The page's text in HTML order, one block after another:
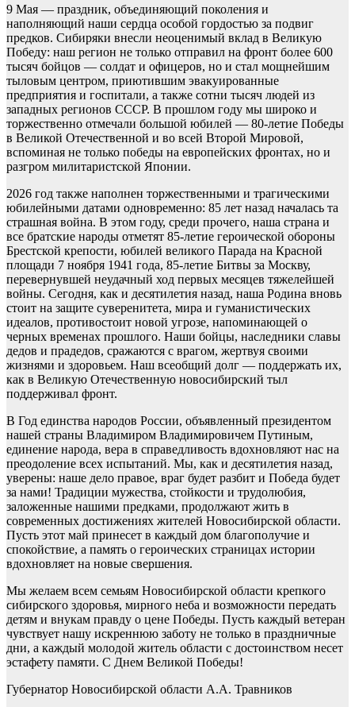
9 Мая — праздник, объединяющий поколения и
наполняющий наши сердца особой гордостью за подвиг
предков. Сибиряки внесли неоценимый вклад в Великую
Победу: наш регион не только отправил на фронт более 600
тысяч бойцов — солдат и офицеров, но и стал мощнейшим
тыловым центром, приютившим эвакуированные
предприятия и госпитали, а также сотни тысяч людей из
западных регионов СССР. В прошлом году мы широко и
торжественно отмечали большой юбилей — 80-летие Победы
в Великой Отечественной и во всей Второй Мировой,
вспоминая не только победы на европейских фронтах, но и
разгром милитаристской Японии.
2026 год также наполнен торжественными и трагическими
юбилейными датами одновременно: 85 лет назад началась та
страшная война. В этом году, среди прочего, наша страна и
все братские народы отметят 85-летие героической обороны
Брестской крепости, юбилей великого Парада на Красной
площади 7 ноября 1941 года, 85-летие Битвы за Москву,
перевернувшей неудачный ход первых месяцев тяжелейшей
войны. Сегодня, как и десятилетия назад, наша Родина вновь
стоит на защите суверенитета, мира и гуманистических
идеалов, противостоит новой угрозе, напоминающей о
черных временах прошлого. Наши бойцы, наследники славы
дедов и прадедов, сражаются с врагом, жертвуя своими
жизнями и здоровьем. Наш всеобщий долг — поддержать их,
как в Великую Отечественную новосибирский тыл
поддерживал фронт.
В Год единства народов России, объявленный президентом
нашей страны Владимиром Владимировичем Путиным,
единение народа, вера в справедливость вдохновляют нас на
преодоление всех испытаний. Мы, как и десятилетия назад,
уверены: наше дело правое, враг будет разбит и Победа будет
за нами! Традиции мужества, стойкости и трудолюбия,
заложенные нашими предками, продолжают жить в
современных достижениях жителей Новосибирской области.
Пусть этот май принесет в каждый дом благополучие и
спокойствие, а память о героических страницах истории
вдохновляет на новые свершения.
Мы желаем всем семьям Новосибирской области крепкого
сибирского здоровья, мирного неба и возможности передать
детям и внукам правду о цене Победы. Пусть каждый ветеран
чувствует нашу искреннюю заботу не только в праздничные
дни, а каждый молодой житель области с достоинством несет
эстафету памяти. С Днем Великой Победы!
Губернатор Новосибирской области А.А. Травников